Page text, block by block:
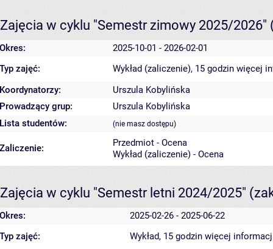
Zajęcia w cyklu "Semestr zimowy 2025/2026"
Okres:
2025-10-01 - 2026-02-01
Typ zajęć:
Wykład (zaliczenie), 15 godzin więcej
Koordynatorzy:
Urszula Kobylińska
Prowadzący grup:
Urszula Kobylińska
Lista studentów:
(nie masz dostępu)
Zaliczenie:
Przedmiot - Ocena
Wykład (zaliczenie) - Ocena
Zajęcia w cyklu "Semestr letni 2024/2025"
Okres:
2025-02-26 - 2025-06-22
Typ zajęć:
Wykład, 15 godzin więcej